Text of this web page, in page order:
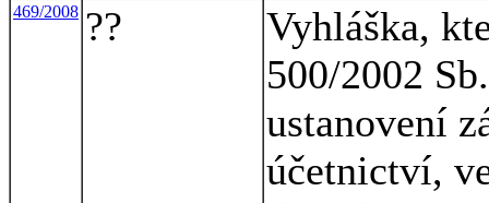
469/2008 ??
Vyhláška,
500/2002
ustanovení
účetnictví,